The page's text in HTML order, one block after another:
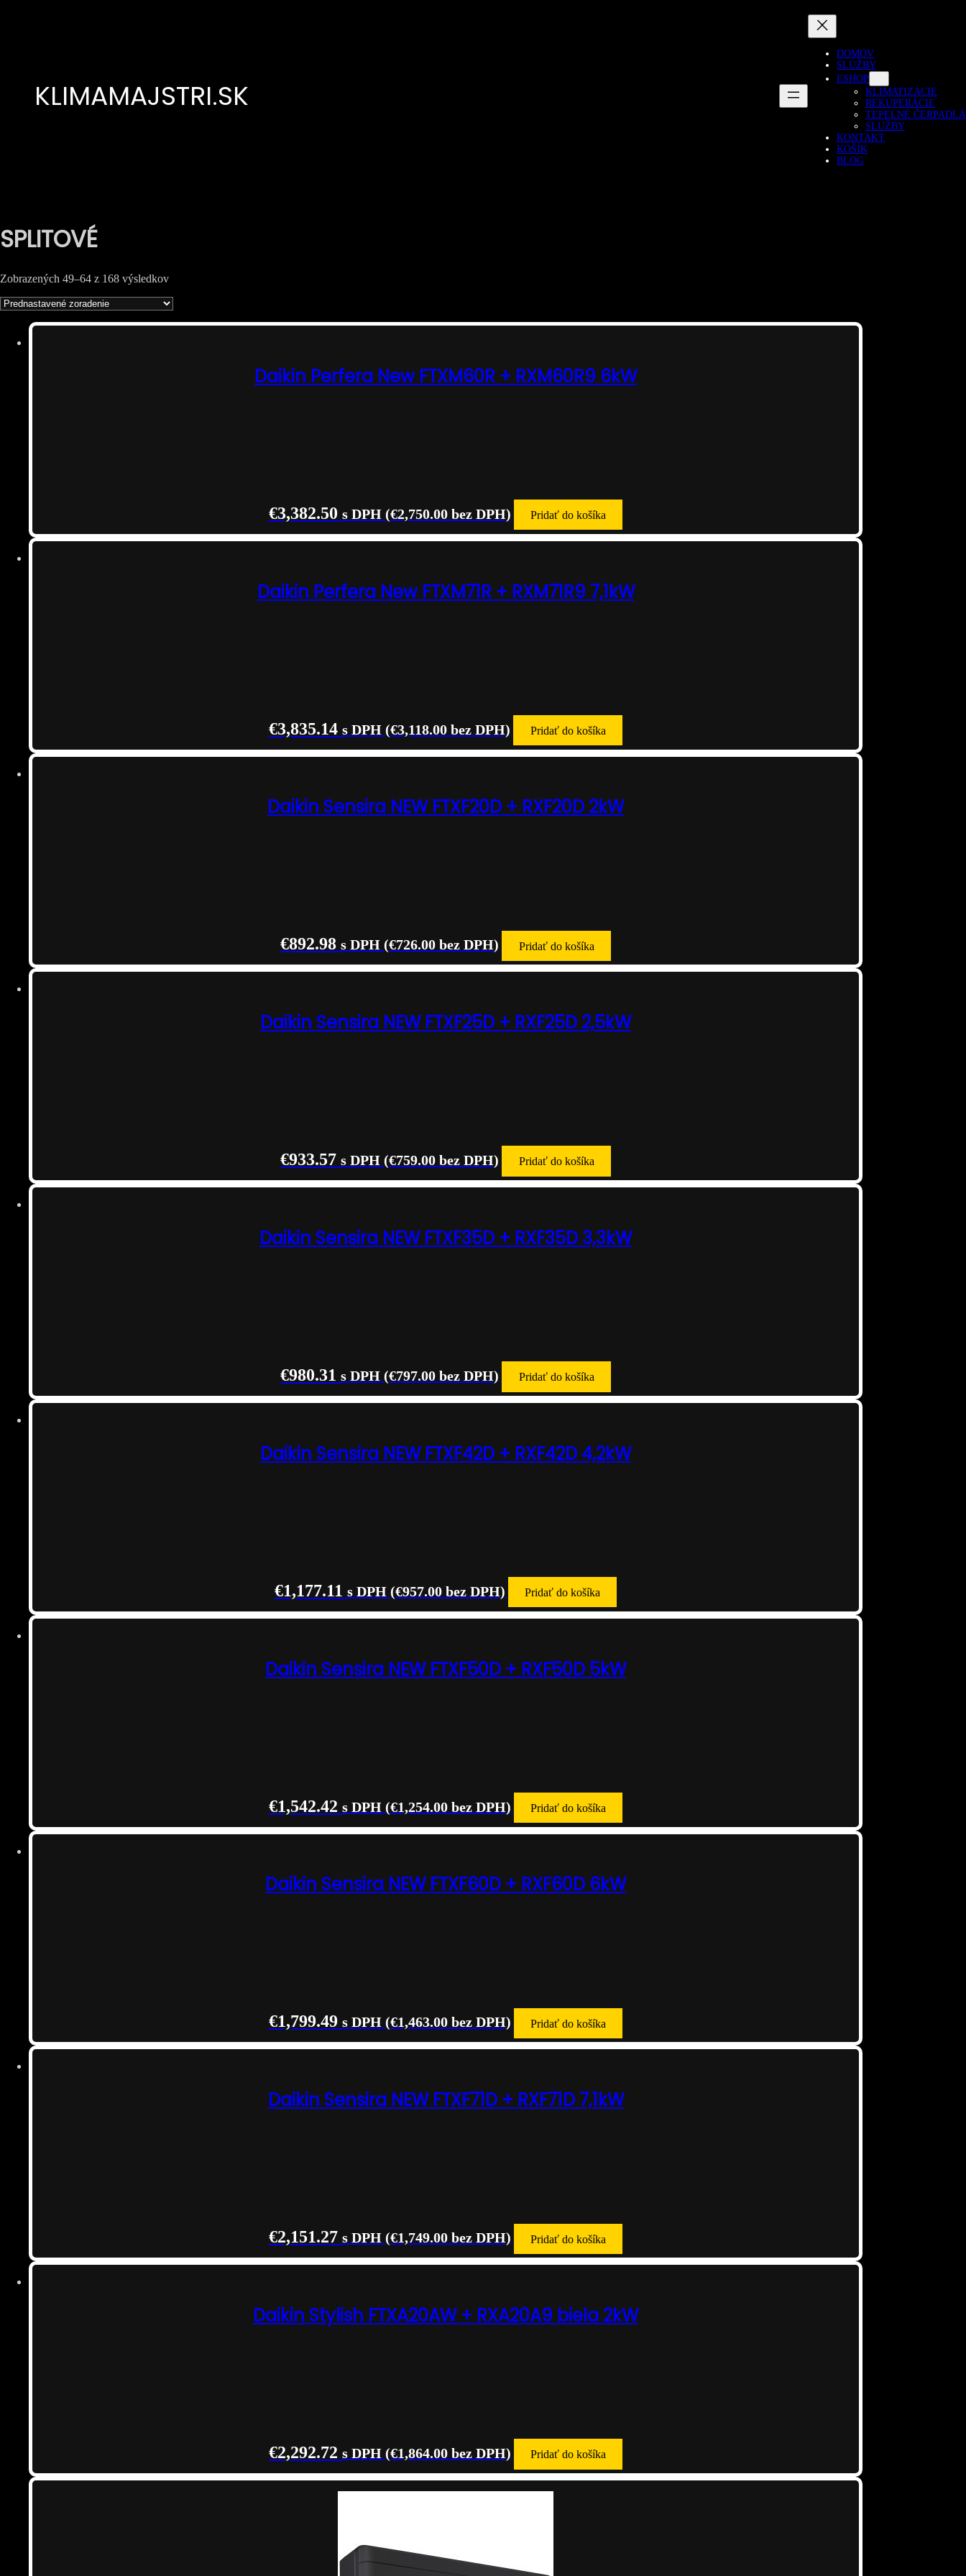
KLIMAMAJSTRI.SK
DOMOV
SLUŽBY
ESHOP
KLIMATIZÁCIE
REKUPERÁCIE
TEPELNÉ ČERPADLÁ
SLUŽBY
KONTAKT
KOŠÍK
BLOG
SPLITOVÉ
Zobrazených 49–64 z 168 výsledkov
Daikin Perfera New FTXM60R + RXM60R9 6kW
€3,382.50 s DPH (€2,750.00bez DPH) Pridať do košíka
Daikin Perfera New FTXM71R + RXM71R9 7,1kW
€3,835.14 s DPH (€3,118.00 bez DPH) Pridať do košíka
Daikin Sensira NEW FTXF20D + RXF20D 2kW
€892.98 s DPH (€726.00 bez DPH) Pridať do košíka
Daikin Sensira NEW FTXF25D + RXF25D 2,5kW
€933.57 s DPH (€759.00 bez DPH) Pridať do košíka
Daikin Sensira NEW FTXF35D + RXF35D 3,3kW
€980.31 s DPH (€797.00 bez DPH) Pridať do košíka
Daikin Sensira NEW FTXF42D + RXF42D 4,2kW
€1,177.11 s DPH (€957.00bez DPH) Pridať do košíka
Daikin Sensira NEW FTXF50D + RXF50D 5kW
€1,542.42 s DPH (€1,254.00bez DPH) Pridať do košíka
Daikin Sensira NEW FTXF60D + RXF60D 6kW
€1,799.49 s DPH (€1,463.00bez DPH) Pridať do košíka
Daikin Sensira NEW FTXF71D + RXF71D 7,1kW
€2,151.27 s DPH (€1,749.00bez DPH) Pridať do košíka
Daikin Stylish FTXA20AW + RXA20A9 biela 2kW
€2,292.72 s DPH (€1,864.00bez DPH) Pridať do košíka